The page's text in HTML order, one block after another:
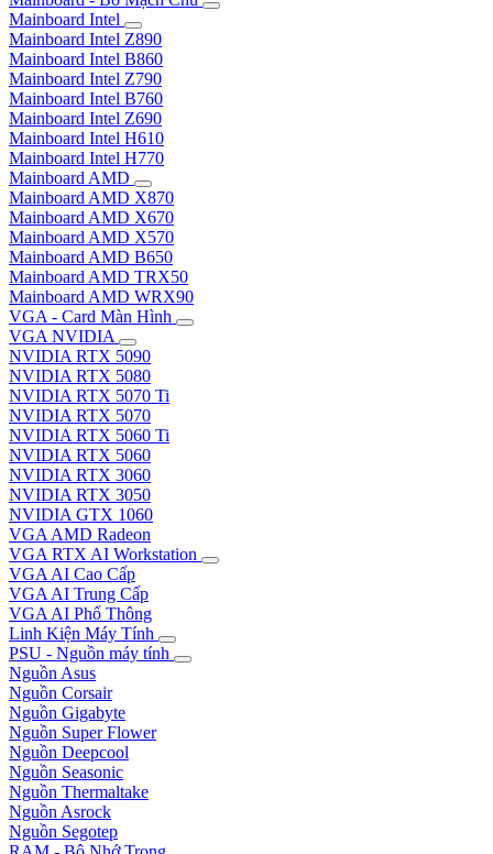
Mainboard Intel
Mainboard Intel Z890
Mainboard Intel B860
Mainboard Intel Z790
Mainboard Intel B760
Mainboard Intel Z690
Mainboard Intel H610
Mainboard Intel H770
Mainboard AMD
Mainboard AMD X870
Mainboard AMD X670
Mainboard AMD X570
Mainboard AMD B650
Mainboard AMD TRX50
Mainboard AMD WRX90
VGA - Card Màn Hình
VGA NVIDIA
NVIDIA RTX 5090
NVIDIA RTX 5080
NVIDIA RTX 5070 Ti
NVIDIA RTX 5070
NVIDIA RTX 5060 Ti
NVIDIA RTX 5060
NVIDIA RTX 3060
NVIDIA RTX 3050
NVIDIA GTX 1060
VGA AMD Radeon
VGA RTX AI Workstation
VGA AI Cao Cấp
VGA AI Trung Cấp
VGA AI Phổ Thông
Linh Kiện Máy Tính
PSU - Nguồn máy tính
Nguồn Asus
Nguồn Corsair
Nguồn Gigabyte
Nguồn Super Flower
Nguồn Deepcool
Nguồn Seasonic
Nguồn Thermaltake
Nguồn Asrock
Nguồn Segotep